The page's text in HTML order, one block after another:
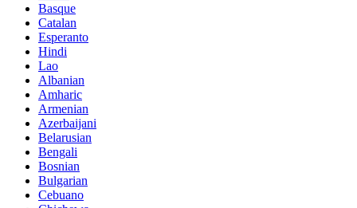
Basque
Catalan
Esperanto
Hindi
Lao
Albanian
Amharic
Armenian
Azerbaijani
Belarusian
Bengali
Bosnian
Bulgarian
Cebuano